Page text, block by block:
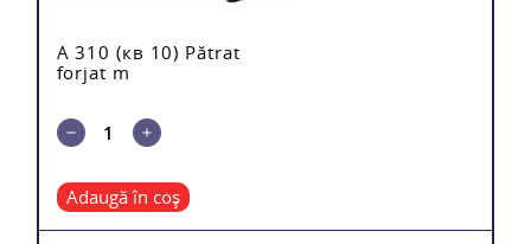
A 310 (кв 10) Pătrat
forjat m
Adaugă în coș